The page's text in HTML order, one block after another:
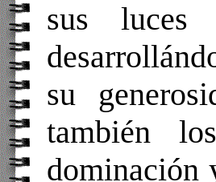
sus luces
su
también
dominación